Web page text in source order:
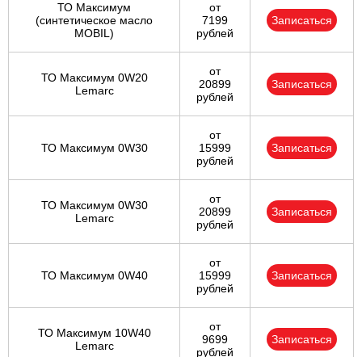
ТО Максимум
(cинтетическое масло
MOBIL)
от
7199
рублей
Записаться
ТО Максимум 0W20
Lemarc
от
20899
рублей
Записаться
ТО Максимум 0W30
от
15999
рублей
Записаться
ТО Максимум 0W30
Lemarc
от
20899
рублей
Записаться
ТО Максимум 0W40
от
15999
рублей
Записаться
ТО Максимум 10W40
Lemarc
от
9699
рублей
Записаться